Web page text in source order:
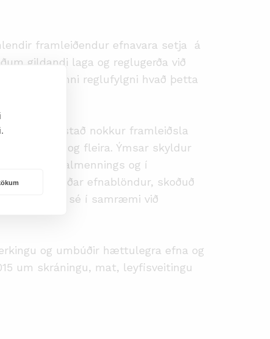
framleiðendur efnavara setja á
gildandi laga og reglugerða við
að aukinni reglufylgni hvað þetta
að síður stað nokkur framleiðsla
bílavörur og fleira. Ýmsar skyldur
meðal almennings og í
efnablöndur, skoðuð
varanna sé í samræmi við
og umbúðir hættulegra efna og
um skráningu, mat, leyfisveitingu